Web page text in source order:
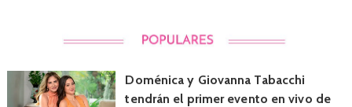
Doménica y Giovanna Tabacchi
tendrán el primer evento en vivo de